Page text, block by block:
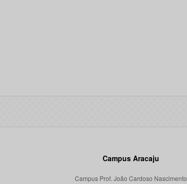
Campus Aracaju
Campus Prof. João Cardoso Nascimento